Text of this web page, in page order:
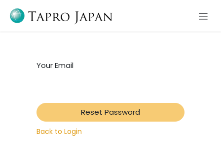
Your Email
Reset Password
Back to Login